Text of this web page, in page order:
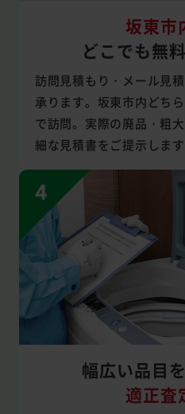
坂東市
どこでも無
訪問見積もり・メール見
承ります。坂東市内どち
で訪問。実際の廃品・粗
細な見積書をご提示します
幅広い品目
適正査